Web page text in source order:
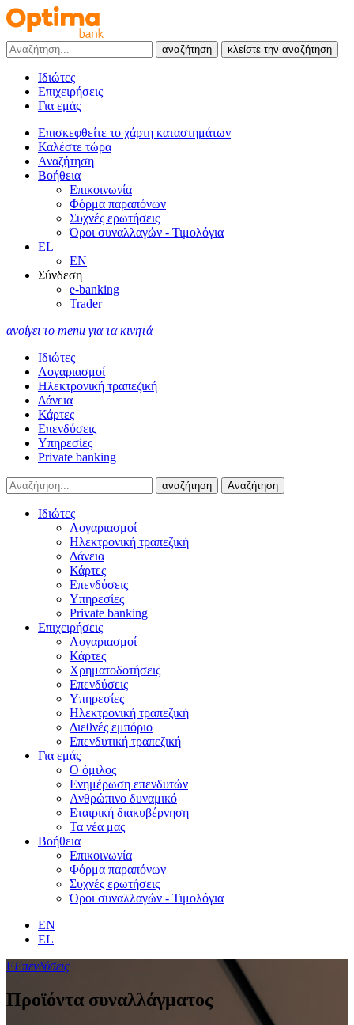
αναζήτηση κλείστε την αναζήτηση
Ιδιώτες
Επιχειρήσεις
Για εμάς
Επισκεφθείτε το χάρτη καταστημάτων
Καλέστε τώρα
Αναζήτηση
Βοήθεια
Επικοινωνία
Φόρμα παραπόνων
Συχνές ερωτήσεις
Όροι συναλλαγών - Τιμολόγια
EL
EN
Σύνδεση
e-banking
Trader
ανοίγει το menu για τα κινητά
Ιδιώτες
Λογαριασμοί
Ηλεκτρονική τραπεζική
Δάνεια
Κάρτες
Επενδύσεις
Υπηρεσίες
Private banking
αναζήτηση Αναζήτηση
Ιδιώτες
Λογαριασμοί
Ηλεκτρονική τραπεζική
Δάνεια
Κάρτες
Επενδύσεις
Υπηρεσίες
Private banking
Επιχειρήσεις
Λογαριασμοί
Κάρτες
Χρηματοδοτήσεις
Επενδύσεις
Υπηρεσίες
Ηλεκτρονική τραπεζική
Διεθνές εμπόριο
Επενδυτική τραπεζική
Για εμάς
Ο όμιλος
Ενημέρωση επενδυτών
Ανθρώπινο δυναμικό
Εταιρική διακυβέρνηση
Τα νέα μας
Βοήθεια
Επικοινωνία
Φόρμα παραπόνων
Συχνές ερωτήσεις
Όροι συναλλαγών - Τιμολόγια
EN
EL
ΕΕπενδύσεις
Προϊόντα συναλλάγματος